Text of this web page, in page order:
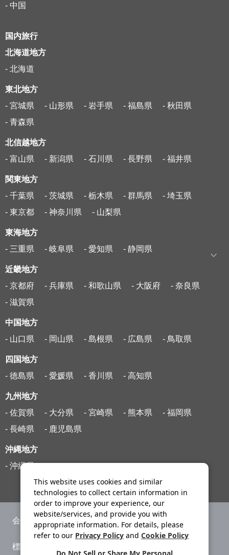
- 中国
国内旅行
北海道地方
- 北海道
東北地方
- 宮城県
- 山形県 - 岩手県 - 福島県
- 秋田県
- 青森県
北信越地方
- 富山県
- 新潟県 - 石川県 - 長野県 - 福井県
関東地方
- 千葉県
- 茨城県 - 栃木県 - 群馬県
- 埼玉県
- 東京都
- 神奈川県 - 山梨県
東海地方
- 三重県
- 岐阜県 - 愛知県 - 静岡県
近畿地方
- 京都府
- 兵庫県 - 和歌山県 - 大阪府
- 奈良県
- 滋賀県
中国地方
- 山口県
- 岡山県 - 島根県 - 広島県 - 鳥取県
四国地方
- 徳島県
- 愛媛県 - 香川県 - 高知県
九州地方
- 佐賀県
- 大分県 - 宮崎県 - 熊本県
- 福岡県
- 長崎県
- 鹿児島県
沖縄地方
- 沖縄県
会社案内 ニュースリリース
標識・約款
This website uses cookies and similar
technologies to collect certain information in
order to improve your experience, our
website/services, and provide you with
appropriate information. For details, please
refer to our Privacy Policy and Cookie Policy